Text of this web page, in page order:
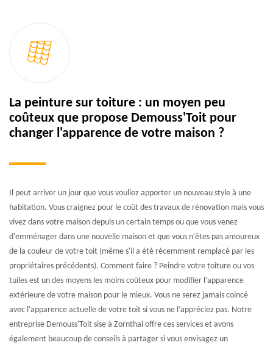
La peinture sur toiture : un moyen peu
coûteux que propose Demouss'Toit pour
changer l'apparence de votre maison ?
Il peut arriver un jour que vous vouliez apporter un nouveau style à une
habitation. Vous craignez pour le coût des travaux de rénovation mais vous
vivez dans votre maison depuis un certain temps ou que vous venez
d'emménager dans une nouvelle maison et que vous n'êtes pas amoureux
de la couleur de votre toit (même s'il a été récemment remplacé par les
propriétaires précédents). Comment faire ? Peindre votre toiture ou vos
tuiles est un des moyens les moins coûteux pour modifier l'apparence
extérieure de votre maison pour le mieux. Vous ne serez jamais coincé
avec l'apparence actuelle de votre toit si vous ne l’appréciez pas. Notre
entreprise Demouss'Toit sise à Zornthal offre ces services et avons
également beaucoup de conseils à partager si vous envisagez un